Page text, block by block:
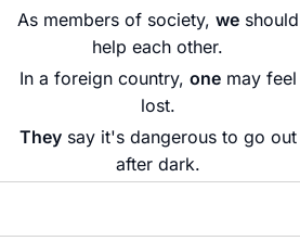
As members of society, weshould
help each other.
In a foreign country, onemay feel
lost.
Theysay it's dangerous to go out
after dark.